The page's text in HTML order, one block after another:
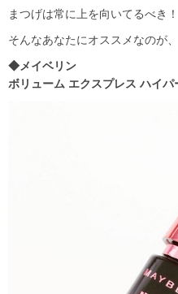
まつげは常に上を向いてるべき！
そんなあなたにオススメなのが、
◆メイベリン
ボリューム エクスプレス ハイパ